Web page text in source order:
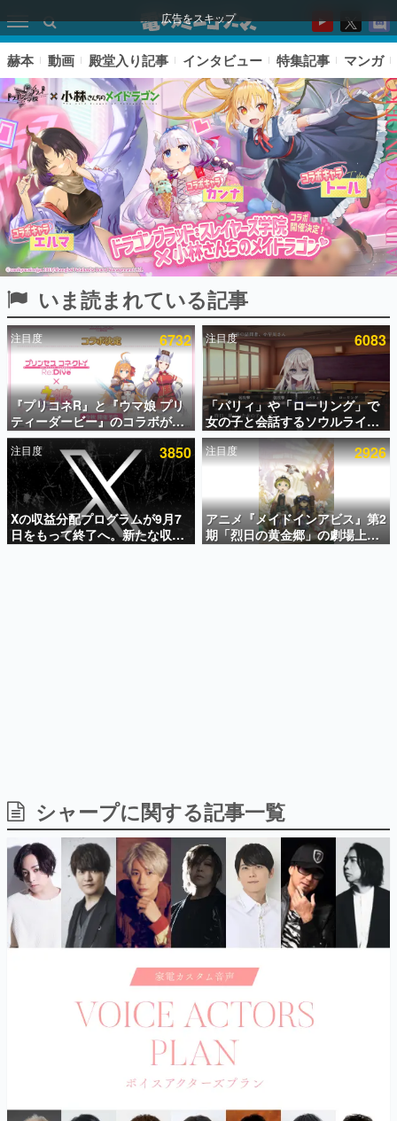
広告をスキップ
ピックアップ
電ファミのいま読まれている記事ランキング
アプリセール情報
インタビュー
連載・特集一覧
殿堂入り記事
SNS拡散数が数千以上！ ページビュー数万以上！ などな
ど。多くの人々に読まれた、電ファミ渾身の“殿堂入り”記
事をまとめました。
日本のコンテンツ産業やカルチャーに与えた影響を探る企
画です。
日本モバイルゲーム産業史
日本のモバイルゲーム史における主要なトピック・タイト
ルを網羅するほか、開発者へのインタビューや識者による
解説を掲載。約20年の歴史が一望できる決定版！
若ゲのいたり〜ゲームクリエイターの青春〜
『うつヌケ』『ペンと箸』等で知られるマンガ家・田中圭
一先生によるゲーム業界レポートマンガです。
ゲーム開発者・hamatsu氏がゲームの魅力を画面や操作の
具体的な形から解き明かしていく、硬派で骨太な評論連載
ゲームが変えた日本語
「経験値」「裏技」「ラスボス」… ゲームにまつわる言葉
の起源や用法の変遷を、コンピューター文化史研究家・タ
イニーP氏が徹底調査。
赫本 動画 殿堂入り記事 インタビュー 特集記事 マンガ
いま読まれている記事
注目度 6732
『プリコネR』と『ウマ娘 プリ
ティーダービー』のコラボが決
定！“最大170連無料”の8.5周年
キャンペーンなども発表
注目度 6083
「パリィ」や「ローリング」で
女の子と会話するソウルライク
恋愛ゲーム『小早川さんはソウ
ルライク』無料公開。返事に失
敗すると「YOU DIED」
注目度 3850
Xの収益分配プログラムが9月7
日をもって終了へ。新たな収益
化制度「Original Content
注目度 2926
アニメ『メイドインアビス』第2
期「烈日の黄金郷」の劇場上映
が決定！レグ役・伊瀬茉莉也さ
シャープに関する記事一覧